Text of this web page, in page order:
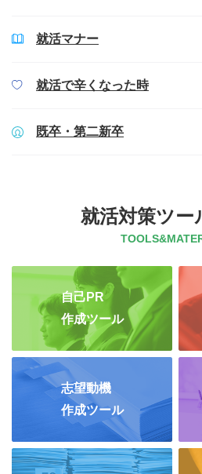
就活マナー
就活で辛くなった時
既卒・第二新卒
就活対策ツー
自己PR
作成ツール
志望動機
作成ツール